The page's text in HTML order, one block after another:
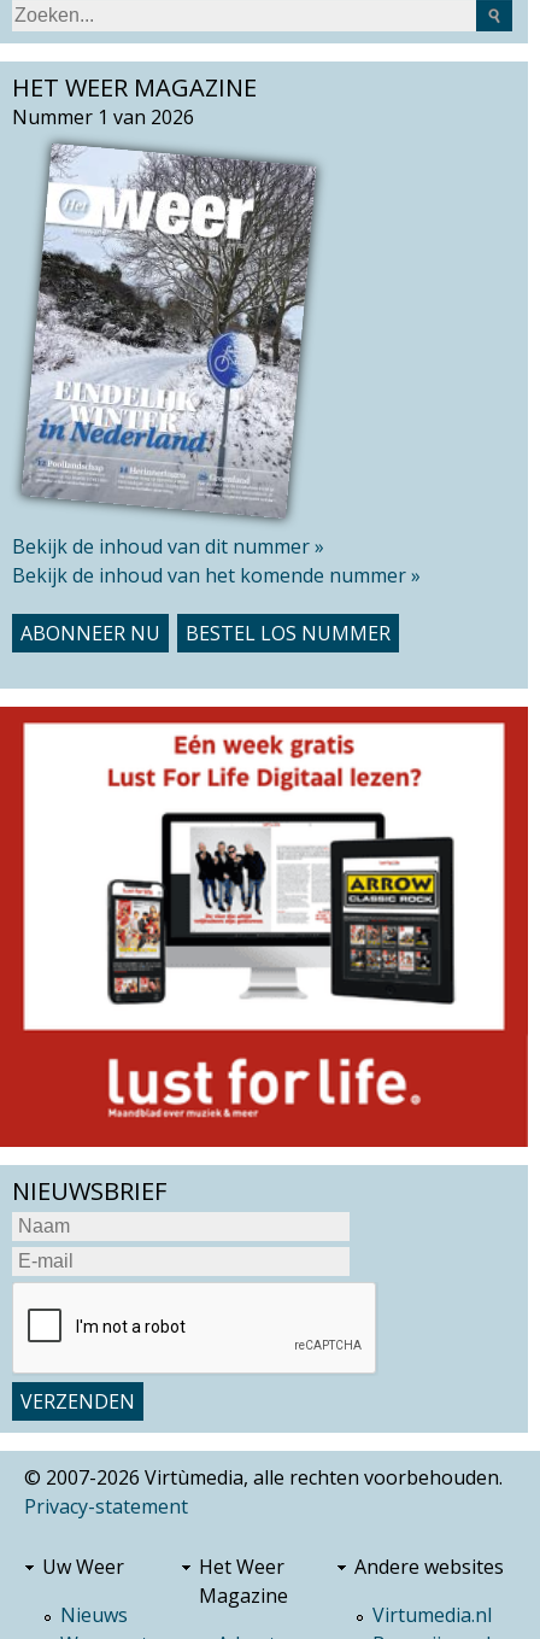
Z
o
e
k
S
e
r
c
HET WEER MAGAZINE
Nummer 1 van 2026
Bekijk de inhoud van dit nummer »
Bekijk de inhoud van het komende nummer »
ABONNEER NU BESTEL LOS NUMMER
NIEUWSBRIEF
© 2007-2026 Virtùmedia, alle rechten voorbehouden.
Privacy-statement
Uw Weer
Nieuws
Het Weer
Magazine
Andere websites
Virtumedia.nl